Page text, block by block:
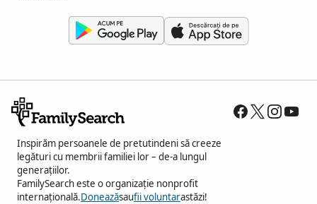
Inspirăm persoanele de pretutindeni să creeze
legături cu membrii familiei lor – de-a lungul
generațiilor.
FamilySearch este o organizație nonprofit
internațională.Doneazăsaufii voluntarastăzi!